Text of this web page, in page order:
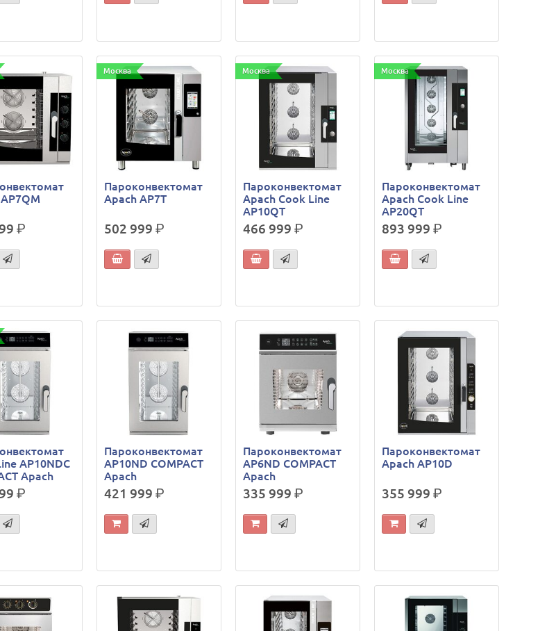
р.
Москва
Пароконвектомат
Apach AP7T
502 999 р.
Москва
Пароконвектомат
Apach Cook Line
AP10QT
466 999 р.
Москва
Пароконвектомат
Apach Cook Line
AP20QT
893 999 р.
AP10NDC
Apach
р.
Пароконвектомат
AP10ND COMPACT
Apach
421 999 р.
Пароконвектомат
AP6ND COMPACT
Apach
335 999 р.
Пароконвектомат
Apach AP10D
355 999 р.